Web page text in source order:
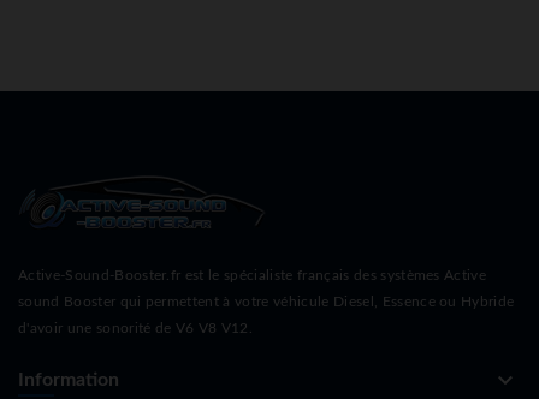
Active-Sound-Booster.fr est le spécialiste français des systèmes Active
sound Booster qui permettent à votre véhicule Diesel, Essence ou Hybride
d'avoir une sonorité de V6 V8 V12.
Information keyboard_arrow_down